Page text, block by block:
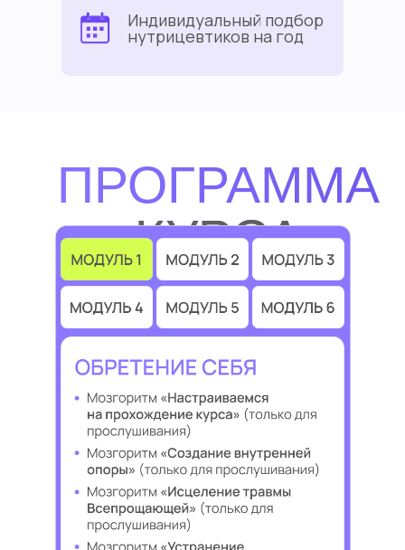
Индивидуальный подбор
нутрицевтиков на год
ПРОГРАММА
КУРСА